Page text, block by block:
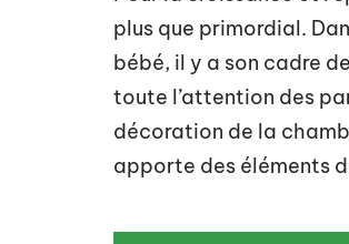
plus que primordial.
bébé, il y a son cadre
toute l’attention des
décoration de la
apporte des éléments